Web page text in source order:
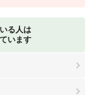
る人は
います